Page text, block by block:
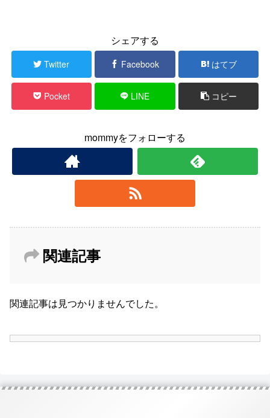
シェアする
Twitter Facebook はてブ
Pocket LINE コピー
mommyをフォローする
関連記事
関連記事は見つかりませんでした。